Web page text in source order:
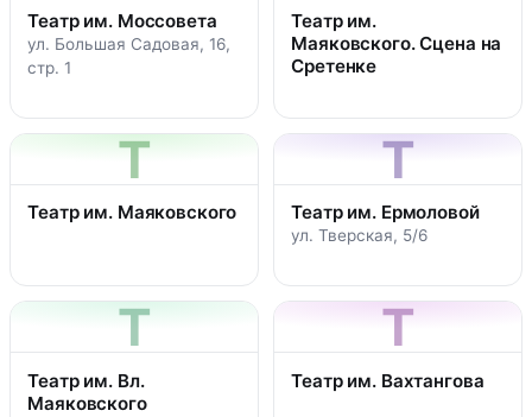
Театр им. Моссовета
ул. Большая Садовая, 16,
стр. 1
Театр им.
Маяковского. Сцена на
Сретенке
Т
Театр им. Маяковского
Т
Театр им. Ермоловой
ул. Тверская, 5/6
Т
Театр им. Вл.
Маяковского
Т
Театр им. Вахтангова